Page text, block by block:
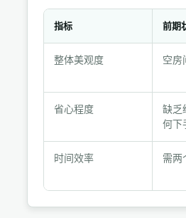
果
馈
指标 前期
整体美观度 空房
省心程度
缺乏
何下
时间效率 需两